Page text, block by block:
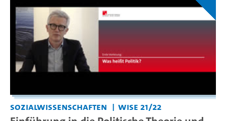
Sozialwissenschaften WiSe 21/22